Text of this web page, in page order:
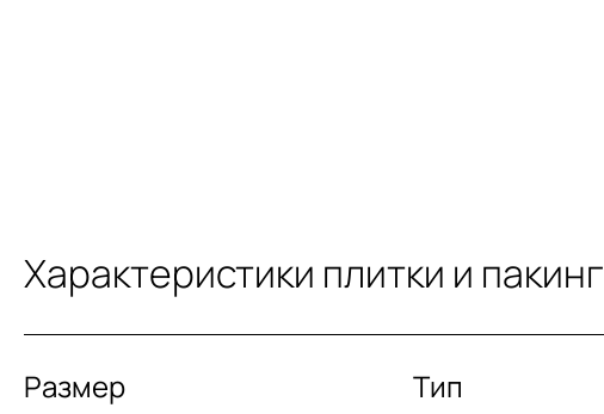
Характеристики плитки и пакинг
Размер Тип